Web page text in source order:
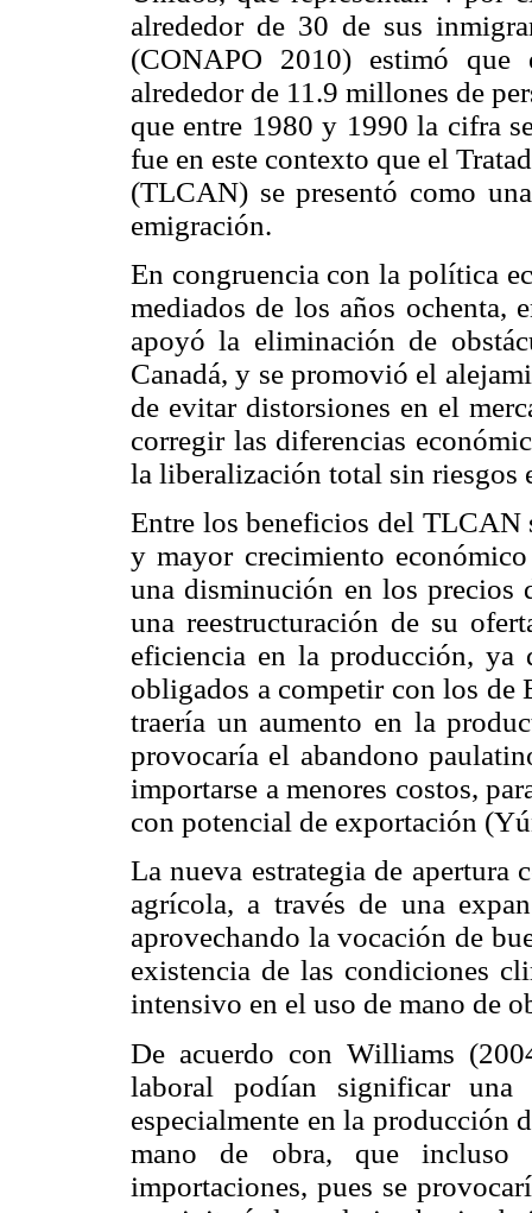
alrededor de 30 de sus
(CONAPO 2010) estimó que
alrededor de 11.9 millones de
que entre 1980 y 1990 la cifra
fue en este contexto que el
(TLCAN) se presentó como
emigración.
En congruencia con la política
mediados de los años
apoyó la eliminación de
Canadá, y se promovió el
de evitar distorsiones en el
corregir las diferencias
la liberalización total sin riesgos
Entre los beneficios del TLCAN
y mayor crecimiento
una disminución en los
una reestructuración de su
eficiencia en la producción, ya
obligados a competir con los de
traería un aumento en la
provocaría el abandono
importarse a menores costos,
con potencial de exportación
La nueva estrategia de apertura
agrícola, a través de una
aprovechando la vocación de
existencia de las condiciones
intensivo en el uso de mano de
De acuerdo con Williams
laboral podían significar
especialmente en la producción
mano de obra, que incluso
importaciones, pues se